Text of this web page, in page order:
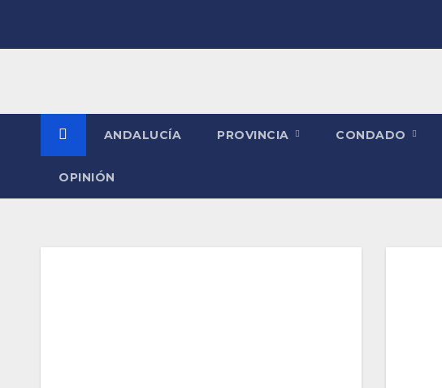
ANDALUCÍA PROVINCIA CONDADO
OPINIÓN